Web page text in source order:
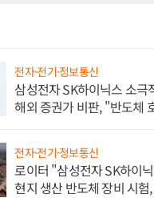
전자·전기·정보통신
삼성전자 SK하이닉스 소극
해외 증권가 비판, "반도체
전자·전기·정보통신
로이터 "삼성전자 SK하이
현지 생산 반도체 장비 시